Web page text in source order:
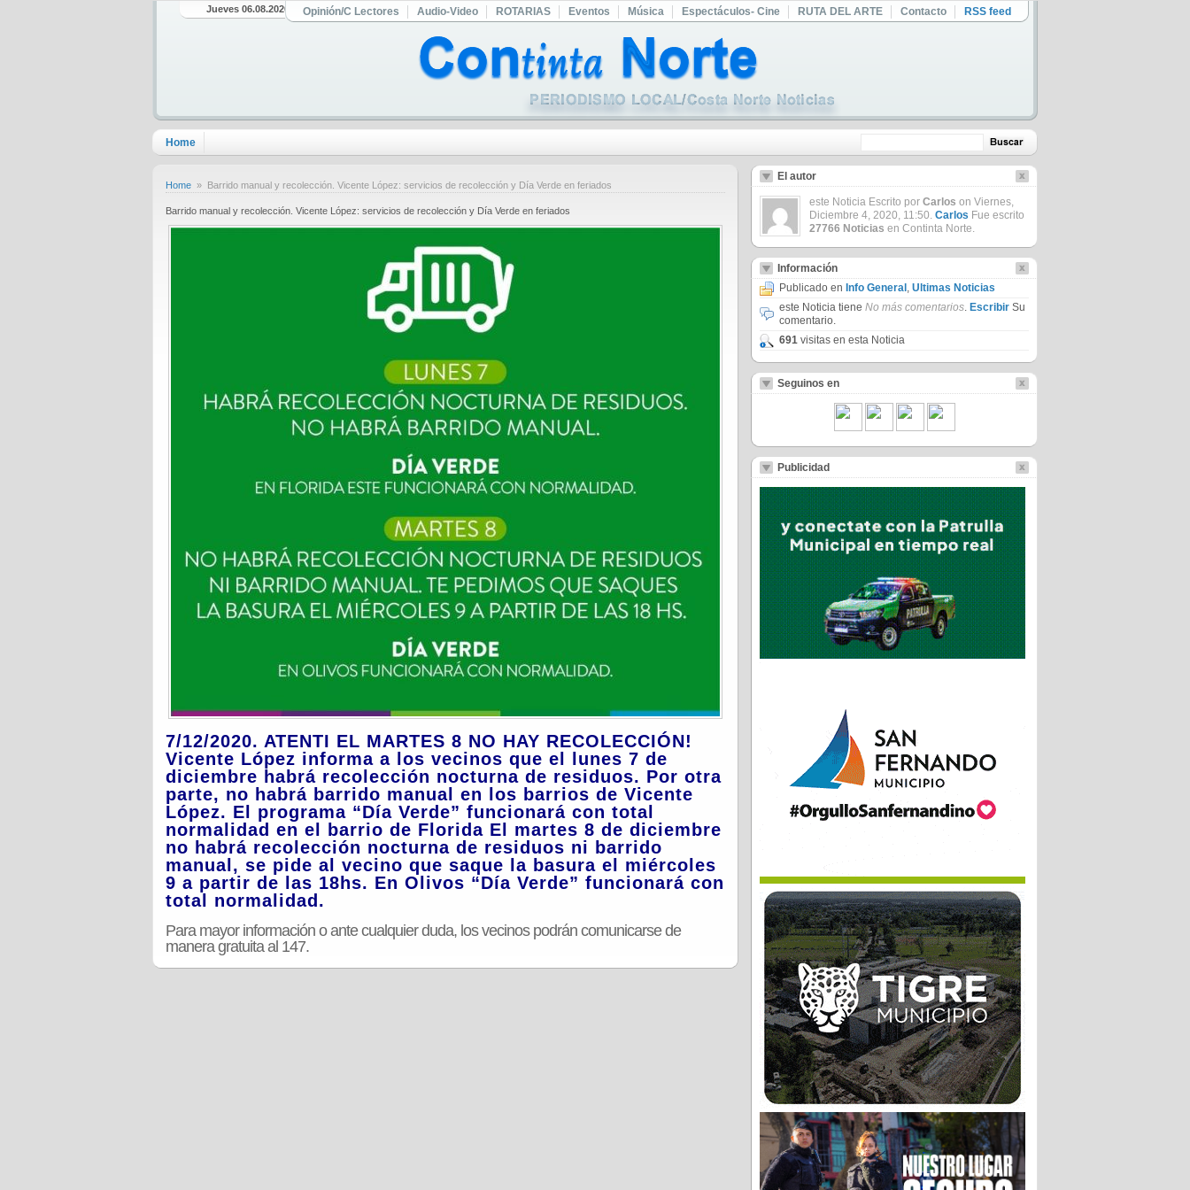
Jueves 06.08.2026 Opinión/C Lectores Audio-Video ROTARIAS Eventos Música Espectáculos- Cine RUTA DEL ARTE Contacto RSS feed
Home
Home » Barrido manual y recolección. Vicente López: servicios de recolección y Día Verde en feriados
Barrido manual y recolección. Vicente López: servicios de recolección y Día Verde en feriados
7/12/2020. ATENTI EL MARTES 8 NO HAY RECOLECCIÓN!
Vicente López informa a los vecinos que el lunes 7 de
diciembre habrá recolección nocturna de residuos. Por otra
parte, no habrá barrido manual en los barrios de Vicente
López. El programa “Día Verde” funcionará con total
normalidad en el barrio de Florida El martes 8 de diciembre
no habrá recolección nocturna de residuos ni barrido
manual, se pide al vecino que saque la basura el miércoles
9 a partir de las 18hs. En Olivos “Día Verde” funcionará con
total normalidad.
Para mayor información o ante cualquier duda, los vecinos podrán comunicarse de
manera gratuita al 147.
El autor
este Noticia Escrito por Carlos on Viernes,
Diciembre 4, 2020, 11:50. Carlos Fue escrito
27766 Noticias en Continta Norte.
Información
Publicado en Info General , Ultimas Noticias
este Noticia tiene No más comentarios. Escribir Su
comentario.
691 visitas en esta Noticia
Seguinos en
Publicidad